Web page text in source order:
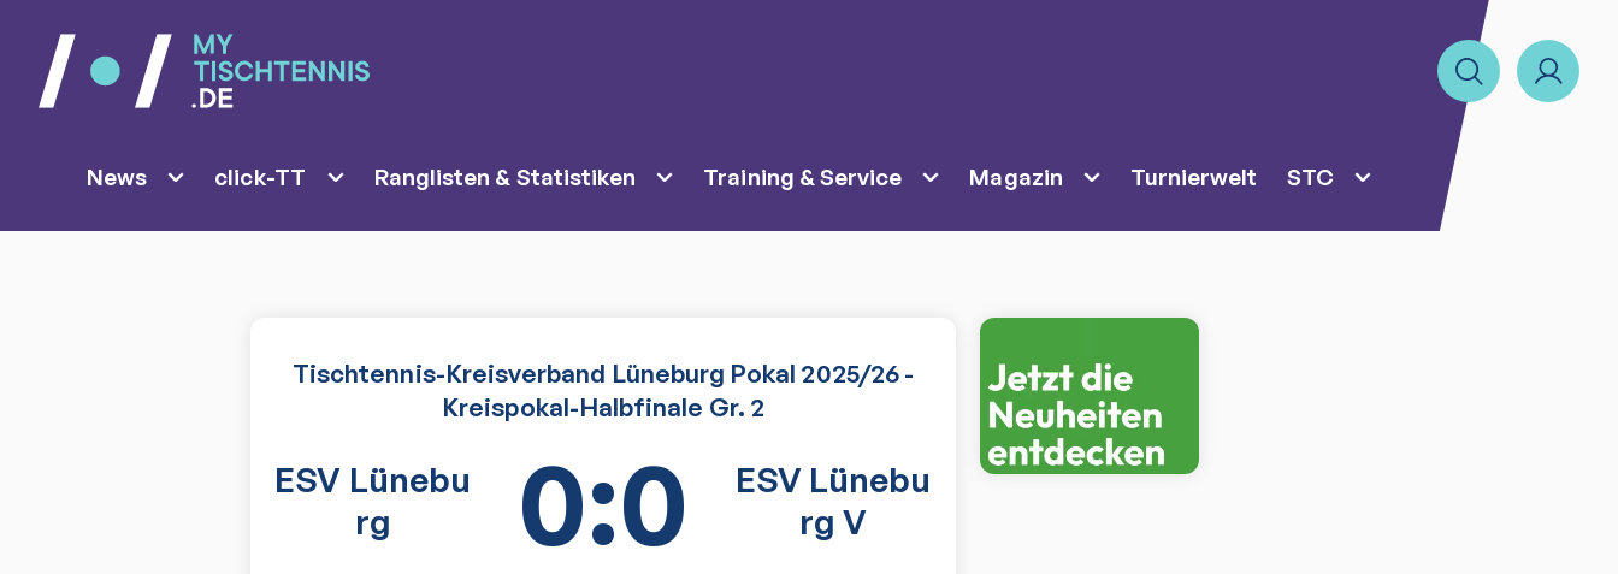
News click-TT Ranglisten & Statistiken Training & Service Magazin Turnierwelt STC
Tischtennis-Kreisverband Lüneburg Pokal 2025/26 -
Kreispokal-Halbfinale Gr. 2
ESV Lünebu
rg
0:0
ESV Lünebu
rg V